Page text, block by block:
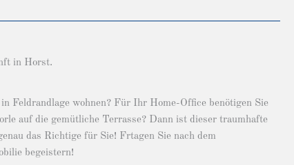
in Horst.
Feldrandlage wohnen? Für Ihr Home-Office benötigen Sie
auf die gemütliche Terrasse? Dann ist dieser traumhafte
das Richtige für Sie! Frtagen Sie nach dem
begeistern!